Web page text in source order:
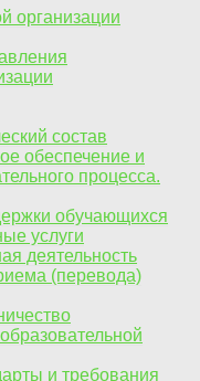
организации
состав
обеспечение и
процесса.
обучающихся
услуги
деятельность
(перевода)
и требования